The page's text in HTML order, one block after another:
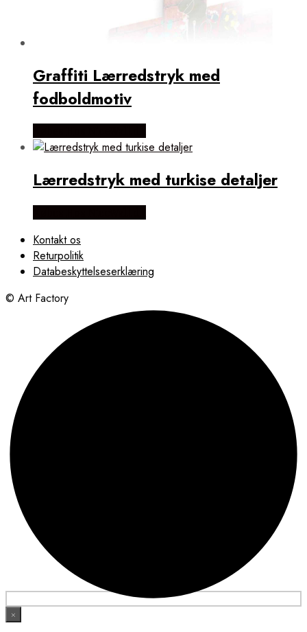
Graffiti Lærredstryk med
fodboldmotiv
Lærredstryk med turkise detaljer
Kontakt os
Returpolitik
Databeskyttelseserklæring
© Art Factory
×